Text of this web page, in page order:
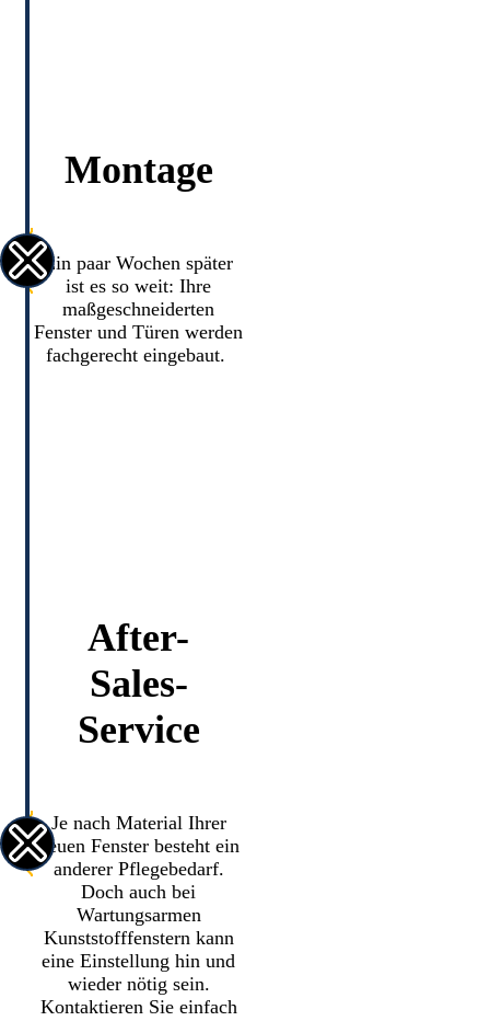
Montage
Ein paar Wochen später
ist es so weit: Ihre
maßgeschneiderten
Fenster und Türen werden
fachgerecht eingebaut.
After-
Sales-
Service
Je nach Material Ihrer
neuen Fenster besteht ein
anderer Pflegebedarf.
Doch auch bei
Wartungsarmen
Kunststofffenstern kann
eine Einstellung hin und
wieder nötig sein.
Kontaktieren Sie einfach